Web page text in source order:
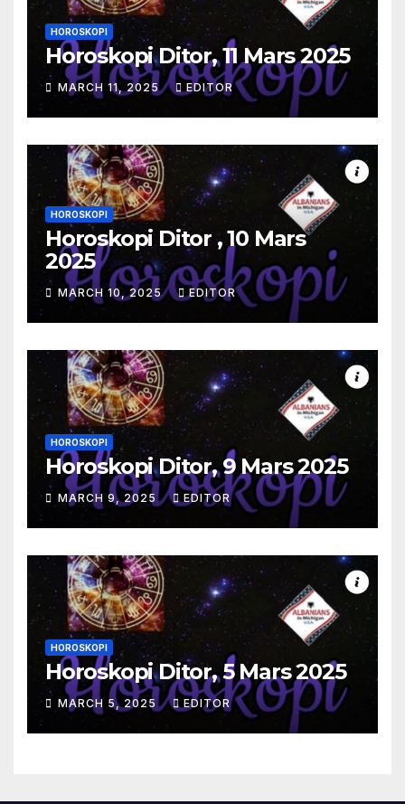
HOROSKOPI
Horoskopi Ditor, 11 Mars 2025
MARCH 11, 2025 EDITOR
HOROSKOPI
Horoskopi Ditor , 10 Mars
2025
MARCH 10, 2025 EDITOR
HOROSKOPI
Horoskopi Ditor, 9 Mars 2025
MARCH 9, 2025 EDITOR
HOROSKOPI
Horoskopi Ditor, 5 Mars 2025
MARCH 5, 2025 EDITOR